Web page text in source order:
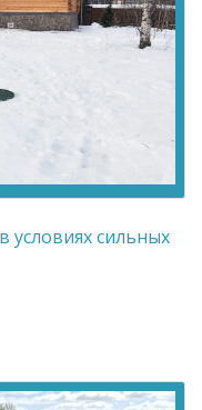
условиях сильных